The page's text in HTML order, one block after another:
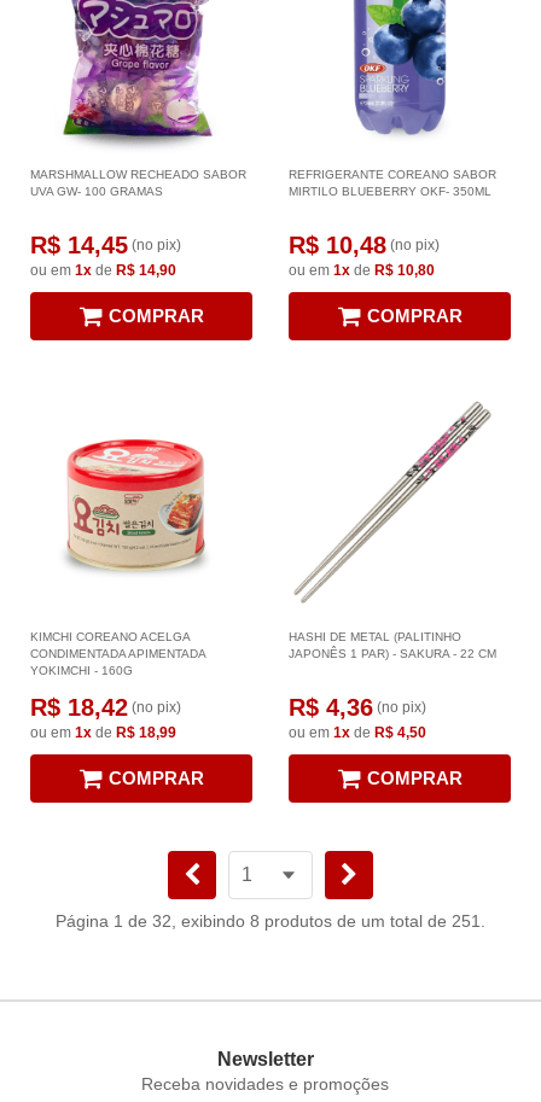
MARSHMALLOW RECHEADO SABOR
UVA GW- 100 GRAMAS
R$ 14,45 (no pix)
ou em 1x de R$ 14,90
COMPRAR
REFRIGERANTE COREANO SABOR
MIRTILO BLUEBERRY OKF- 350ML
R$ 10,48 (no pix)
ou em 1x de R$ 10,80
COMPRAR
KIMCHI COREANO ACELGA
CONDIMENTADA APIMENTADA
YOKIMCHI - 160G
R$ 18,42 (no pix)
ou em 1x de R$ 18,99
COMPRAR
HASHI DE METAL (PALITINHO
JAPONÊS 1 PAR) - SAKURA - 22 CM
R$ 4,36 (no pix)
ou em 1x de R$ 4,50
COMPRAR
Página 1 de 32, exibindo 8 produtos de um total de 251.
Newsletter
Receba novidades e promoções